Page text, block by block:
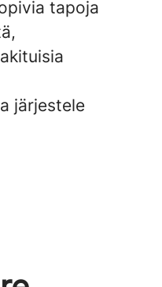
tapoja
järjestele